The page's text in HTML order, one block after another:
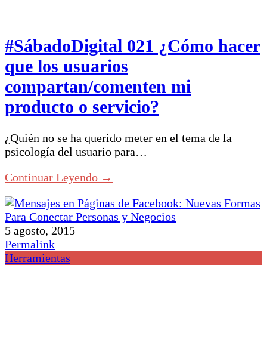
#SábadoDigital 021 ¿Cómo hacer
que los usuarios
compartan/comenten mi
producto o servicio?
¿Quién no se ha querido meter en el tema de la
psicología del usuario para…
Continuar Leyendo →
5 agosto, 2015
Permalink
Herramientas